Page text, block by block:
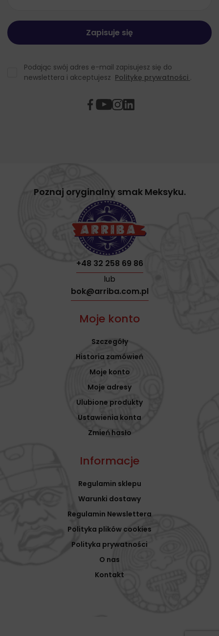
Podając swój adres e-mail zapisujesz się do
newslettera i akceptujesz Politykę prywatności .
Poznaj oryginalny smak Meksyku.
+48 32 258 69 86
lub
bok@arriba.com.pl
Moje konto
Szczegóły
Historia zamówień
Moje konto
Moje adresy
Ulubione produkty
Ustawienia konta
Zmień hasło
Informacje
Regulamin sklepu
Warunki dostawy
Regulamin Newslettera
Polityka plików cookies
Polityka prywatności
O nas
Kontakt